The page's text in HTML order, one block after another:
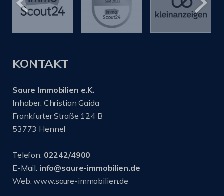
KONTAKT
Saure Immobilien e.K.
Inhaber: Christian Gaida
Frankfurter Straße 124 B
53773 Hennef
Telefon: 02242/4900
E-Mail: info@saure-immobilien.de
Web: www.saure-immobilien.de